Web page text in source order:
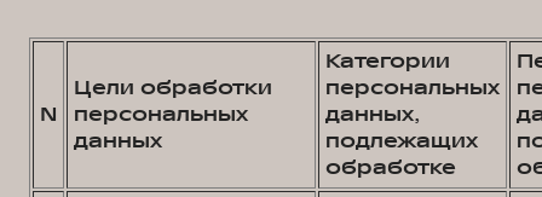
N
Цели обработки
персональных
данных
Категории
персональных
данных,
подлежащих
обработке